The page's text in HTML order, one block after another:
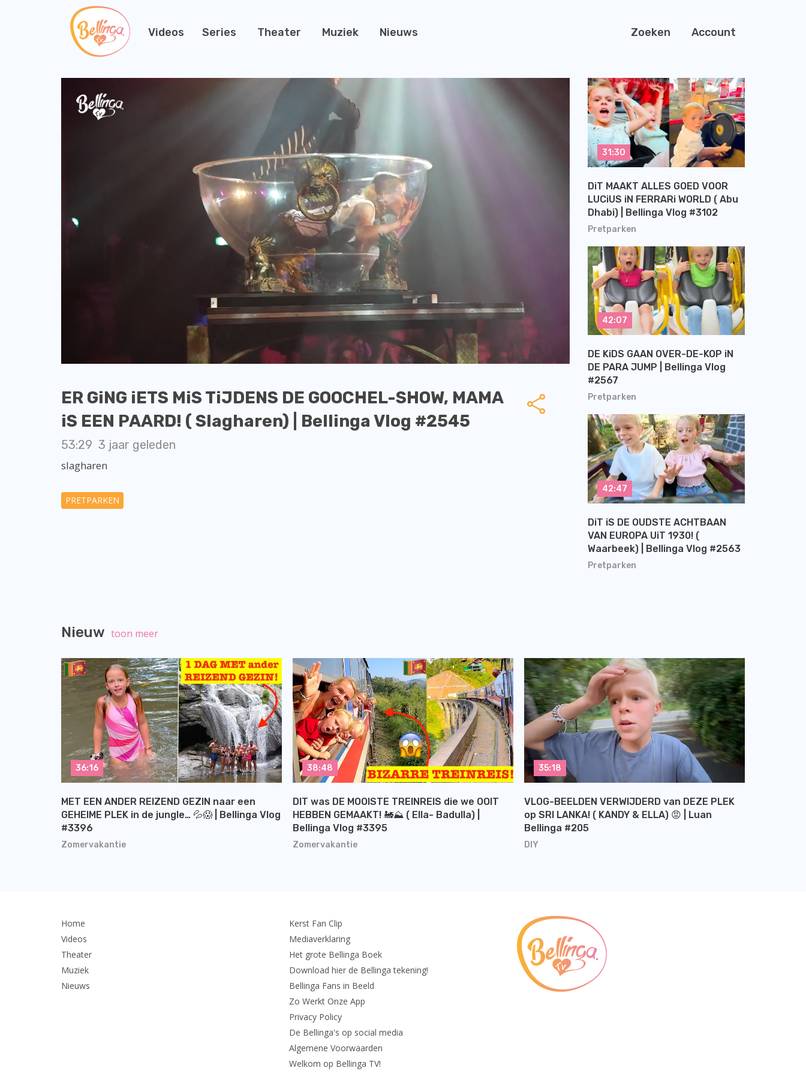
Videos Series Theater Muziek Nieuws Zoeken Account
ER GiNG iETS MiS TiJDENS DE GOOCHEL-SHOW, MAMA
iS EEN PAARD! ( Slagharen) | Bellinga Vlog #2545
53:29 3 jaar geleden
slagharen
PRETPARKEN
Pretparken
DiT MAAKT ALLES GOED VOOR
LUCiUS iN FERRARi WORLD ( Abu
Dhabi) | Bellinga Vlog #3102
31:30
Pretparken
DE KiDS GAAN OVER-DE-KOP iN
DE PARA JUMP | Bellinga Vlog
#2567
42:07
Pretparken
DiT iS DE OUDSTE ACHTBAAN
VAN EUROPA UiT 1930! (
Waarbeek) | Bellinga Vlog #2563
42:47
Nieuw toon meer
Zomervakantie
MET EEN ANDER REIZEND GEZIN naar een
GEHEIME PLEK in de jungle… 💦😱 | Bellinga Vlog
#3396
36:16
Zomervakantie
DIT was DE MOOISTE TREINREIS die we OOIT
HEBBEN GEMAAKT! 🚂⛰️ ( Ella- Badulla) |
Bellinga Vlog #3395
38:48
DIY
VLOG-BEELDEN VERWIJDERD van DEZE PLEK
op SRI LANKA! ( KANDY & ELLA) 😡 | Luan
Bellinga #205
35:18
Home
Videos
Theater
Muziek
Nieuws
Kerst Fan Clip
Mediaverklaring
Het grote Bellinga Boek
Download hier de Bellinga tekening!
Bellinga Fans in Beeld
Zo Werkt Onze App
Privacy Policy
De Bellinga's op social media
Algemene Voorwaarden
Welkom op Bellinga TV!